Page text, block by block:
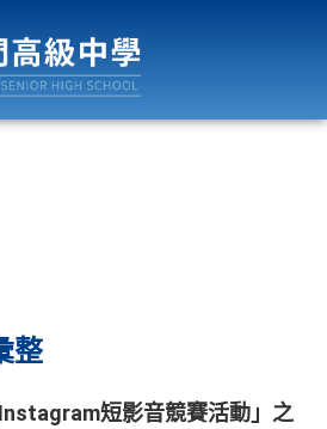
整
短影音競賽活動」之